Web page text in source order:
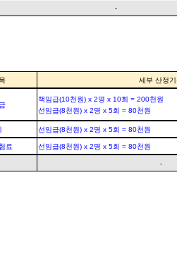
-
세부 산정
책임급(10천원) x 2명 x 10회 = 200천원
선임급(8천원) x 2명 x 5회 = 80천원
선임급(8천원) x 2명 x 5회 = 80천원
료 선임급(8천원) x 2명 x 5회 = 80천원
-